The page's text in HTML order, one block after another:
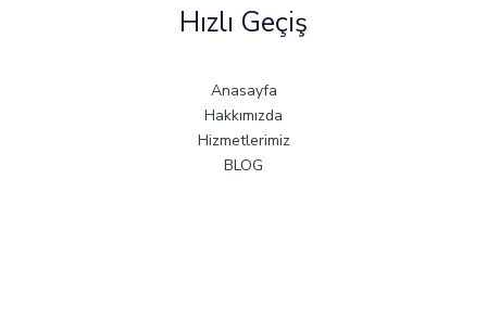
Hızlı Geçiş
Anasayfa
Hakkımızda
Hizmetlerimiz
BLOG